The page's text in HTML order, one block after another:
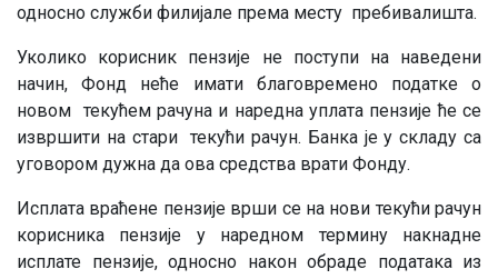
односно служби филијале према месту пребивалишта.
Уколико корисник пензије не поступи на наведени
начин, Фонд неће имати благовремено податке о
новом текућем рачуна и наредна уплата пензије ће се
извршити на стари текући рачун. Банка је у складу са
уговором дужна да ова средства врати Фонду.
Исплата враћене пензије врши се на нови текући рачун
корисника пензије у наредном термину накнадне
исплате пензије, односно након обраде података из